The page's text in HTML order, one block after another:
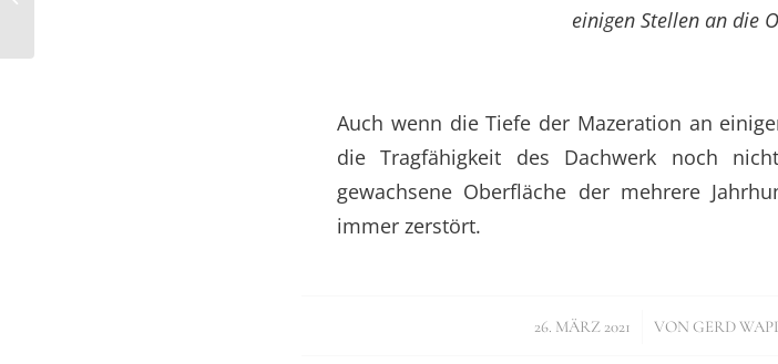
einigen Stellen an die
Auch wenn die Tiefe der Mazeration an
die Tragfähigkeit des Dachwerk noch
gewachsene Oberfläche der mehrere
immer zerstört.
26. MÄRZ 2021
/ VONGERD